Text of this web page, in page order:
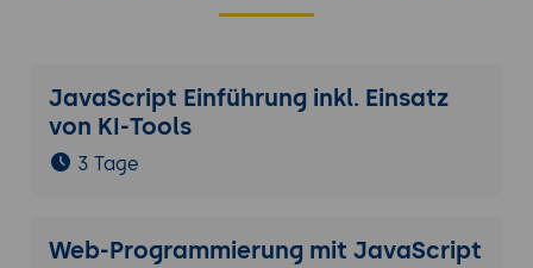
JavaScript Einführung inkl. Einsatz
von KI-Tools
3 Tage
Web-Programmierung mit JavaScript